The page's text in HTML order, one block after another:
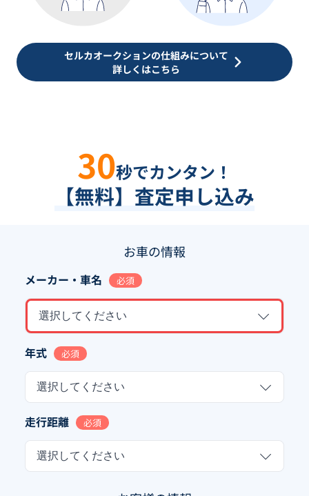
セルカオークションの仕組みについて
詳しくはこちら
30秒でカンタン！
【無料】査定申し込み
お車の情報
メーカー・車名 必須
選択してください
年式 必須
選択してください
走行距離 必須
選択してください